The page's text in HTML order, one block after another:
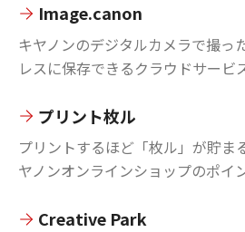
Image.canon
キヤノンのデジタルカメラで撮っ
レスに保存できるクラウドサービ
プリント枚ル
プリントするほど「枚ル」が貯ま
ヤノンオンラインショップのポイ
Creative Park